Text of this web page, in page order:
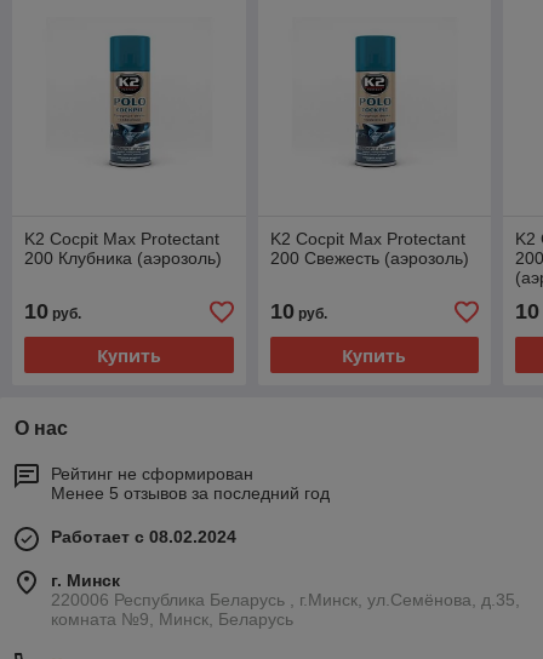
K2 Cocpit Max Protectant
200 Клубника (аэрозоль)
10 руб.
Купить
K2 Cocpit Max Protectant
200 Свежесть (аэрозоль)
10руб.
Купить
K2
10
О нас
Рейтинг не сформирован
Менее 5 отзывов за последний год
Работает с 08.02.2024
г. Минск
220006 Республика Беларусь , г.Минск, ул.Семёнова, д.35,
комната №9, Минск, Беларусь